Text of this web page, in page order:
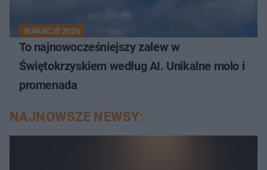
WAKACJE 2026
To najnowocześniejszy zalew w
Świętokrzyskiem według AI. Unikalne molo i
promenada
NAJNOWSZE NEWSY: